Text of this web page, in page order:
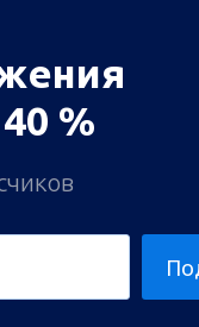
%